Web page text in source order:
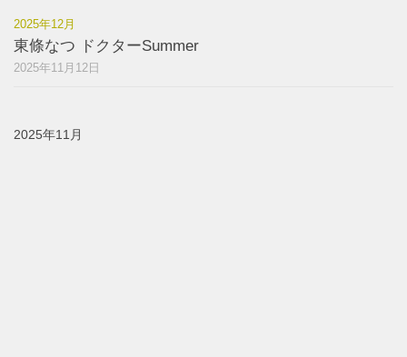
2025年12月
東條なつ ドクターSummer
2025年11月12日
2025年11月